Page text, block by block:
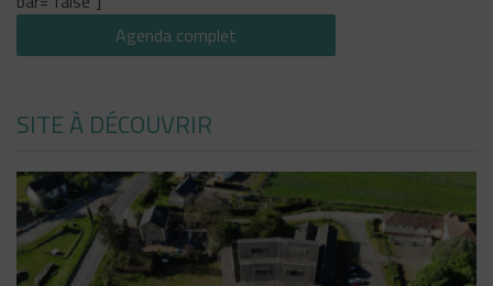
Agenda complet
SITE À DÉCOUVRIR